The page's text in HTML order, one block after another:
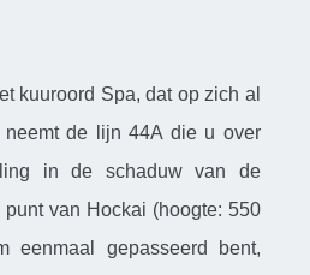
kuuroord Spa, dat op zich al
de lijn 44A die u over
in de schaduw van de
van Hockai (hoogte: 550
eenmaal gepasseerd bent,